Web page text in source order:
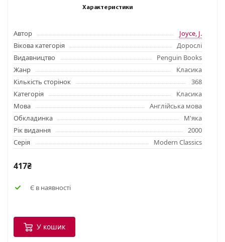
Характеристики
Автор
Joyce, J.
Вікова категорія
Дорослі
Видавництво
Penguin Books
Жанр
Класика
Кількість сторінок
368
Категорія
Класика
Мова
Англійська мова
Обкладинка
М'яка
Рік видання
2000
Серія
Modern Classics
417₴
Є в наявності
У кошик